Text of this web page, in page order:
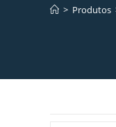
> Produtos